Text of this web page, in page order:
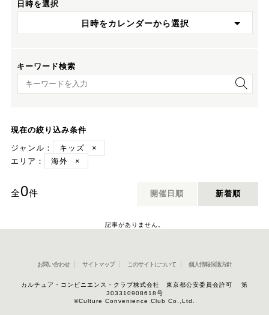
日時を選択
日時をカレンダーから選択
キーワード検索
キーワード検索
現在の絞り込み条件
ジャンル：
キッズ
×
エリア：
海外 ×
全0件 開催日順 新着順
記事がありません。
お問い合わせ サイトマップ このサイトについて 個人情報保護方針
カルチュア・コンビニエンス・クラブ株式会社 東京都公安委員会許可 第
303310908618号
©Culture Convenience Club Co.,Ltd.